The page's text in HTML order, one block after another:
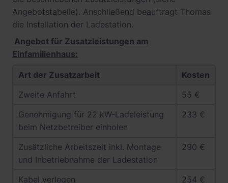
Angebotstabelle). Anschließend beauftragt Thomas
die Installation der Ladestation.
Angebot für Zusatzleistungen am
Einfamilienhaus:
Art der Zusatzarbeit
Kosten
Zweite Anfahrt
55 €
Genehmigung für 22 kW-Ladeleistung
beim Netzbetreiber einholen
233 €
Zusätzliche Arbeitszeit inkl. Montage
und Inbetriebnahme der Ladestation
290 €
Kabel verlegen 254 €